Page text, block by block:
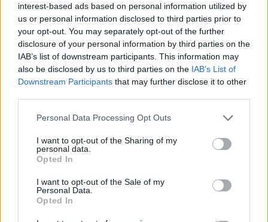
interest-based ads based on personal information utilized by
us or personal information disclosed to third parties prior to
your opt-out. You may separately opt-out of the further
disclosure of your personal information by third parties on the
IAB’s list of downstream participants. This information may
also be disclosed by us to third parties on the IAB’s List of
Downstream Participants that may further disclose it to other
Personal Data Processing Opt Outs
I want to opt-out of the Sharing of my
personal data.
Opted In
I want to opt-out of the Sale of my
Personal Data.
Opted In
S
O
N
L
O
S
N
O
S
O
S
A
O
L
A
O
A
S O
BUSCAR MÁS